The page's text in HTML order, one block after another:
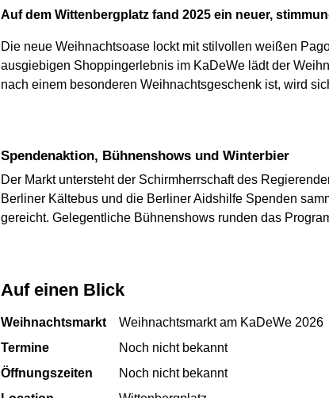
Auf dem Wittenbergplatz fand 2025 ein neuer,
Die neue Weihnachtsoase lockt mit stilvollen weißen
ausgiebigen Shoppingerlebnis im KaDeWe lädt der
nach einem besonderen Weihnachtsgeschenk ist, wird
Spendenaktion, Bühnenshows und Winterbier
Der Markt untersteht der Schirmherrschaft des
Berliner Kältebus und die Berliner Aidshilfe Spenden
gereicht. Gelegentliche Bühnenshows runden das
Auf einen Blick
Weihnachtsmarkt
Weihnachtsmarkt am KaDeWe 2026
Termine
Noch nicht bekannt
Öffnungszeiten
Noch nicht bekannt